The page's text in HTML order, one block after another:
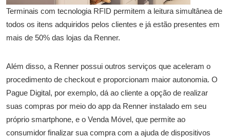
Terminais com tecnologia RFID permitem a leitura simultânea de
todos os itens adquiridos pelos clientes e já estão presentes em
mais de 50% das lojas da Renner.
Além disso, a Renner possui outros serviços que aceleram o
procedimento de checkout e proporcionam maior autonomia. O
Pague Digital, por exemplo, dá ao cliente a opção de realizar
suas compras por meio do app da Renner instalado em seu
próprio smartphone, e o Venda Móvel, que permite ao
consumidor finalizar sua compra com a ajuda de dispositivos